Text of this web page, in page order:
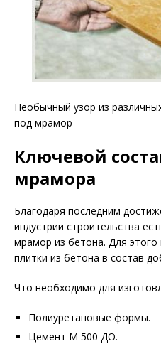
Необычный узор из
под мрамор
Ключевой
мрамора
Благодаря последним
индустрии строительства
мрамор из бетона. Для этого
плитки из бетона в состав
Что необходимо для
Полиуретановые формы.
Цемент М 500 ДО.